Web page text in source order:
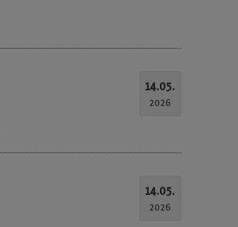
14.05.
2026
14.05.
2026